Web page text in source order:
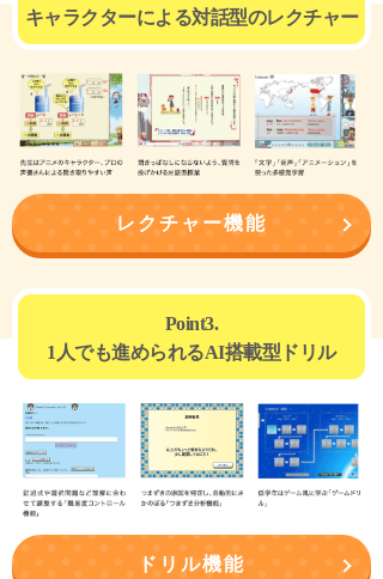
キャラクターによる対話型のレクチャー
レクチャー機能
Point3.
1人でも進められるAI搭載型ドリル
ドリル機能